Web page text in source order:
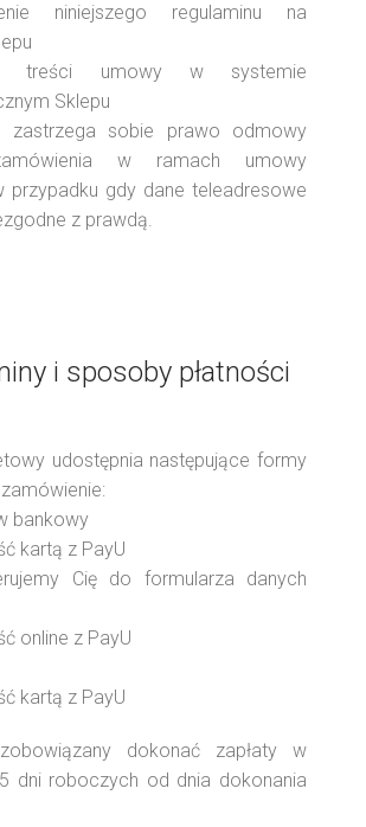
niniejszego regulaminu na
treści umowy w systemie
Sklepu
zastrzega sobie prawo odmowy
w ramach umowy
przypadku gdy dane teleadresowe
z prawdą.
i sposoby płatności
udostępnia następujące formy
bankowy
kartą z PayU
Cię do formularza danych
online z PayU
kartą z PayU
dokonać zapłaty w
dni roboczych od dnia dokonania